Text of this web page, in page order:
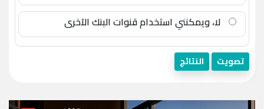
لا، ويمكنني استخدام قنوات البنك الآخرى
تصويت النتائج